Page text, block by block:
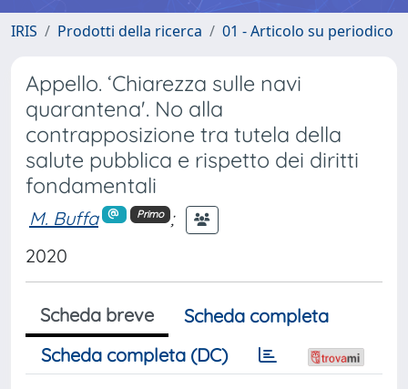
IRIS Prodotti della ricerca 01 - Articolo su periodico
Appello. ‘Chiarezza sulle navi
quarantena'. No alla
contrapposizione tra tutela della
salute pubblica e rispetto dei diritti
fondamentali
M. Buffa Primo
;
2020
Scheda breve
Scheda completa
Scheda completa (DC)